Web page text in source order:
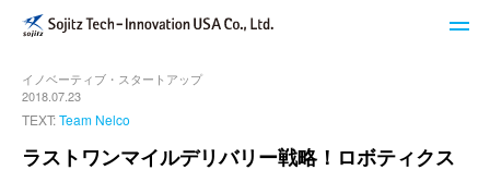
STech I USAのサービス
ブログ
イノベーティブ・スタートアップ
2018.07.23
TEXT:Team Nelco
ラストワンマイルデリバリー戦略！ロボティクス